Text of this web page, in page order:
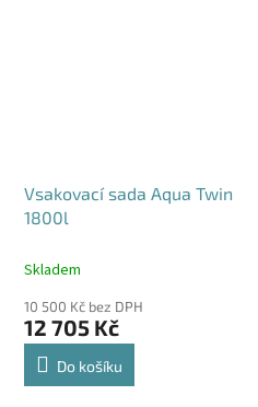
Vsakovací sada Aqua Twin
1800l
Skladem
10 500 Kč bez DPH
12 705 Kč
Do košíku